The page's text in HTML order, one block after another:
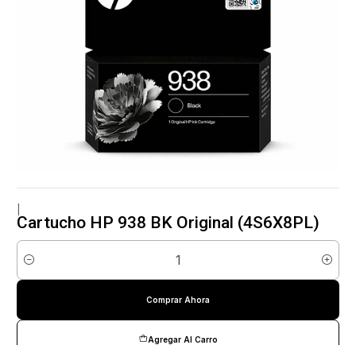
Cartucho HP 938 BK Original (4S6X8PL)
Cantidad
Agregar Al Carro
Comprar Ahora